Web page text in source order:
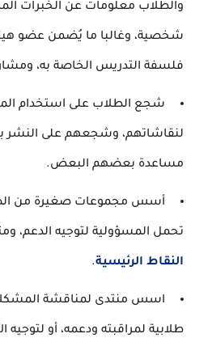
والطلاب معلومات عن الخبرات
شخصية، وغالبا ما يُضمن عضو
فلسفة التدريس الخاصة به،
شجع الطلاب على استخدام
لنقاشاتهم، وشجعهم على النشر
مساعدة بعضهم البعض.
أسس مجموعات صغيرة من
تحمل المسؤولية لتوجيه الدعم،
النقاط الرئيسية.
اسس منتدى لمناقشة
طلابية لمراقبته ودعمه، أو لتوجيه